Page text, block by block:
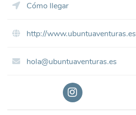
Cómo llegar
http://www.ubuntuaventuras.es
hola@ubuntuaventuras.es